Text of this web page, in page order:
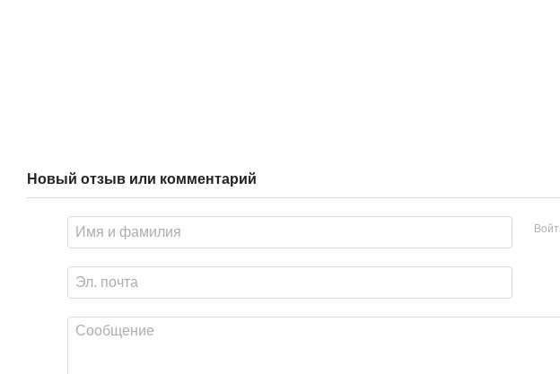
Новый отзыв или комментарий